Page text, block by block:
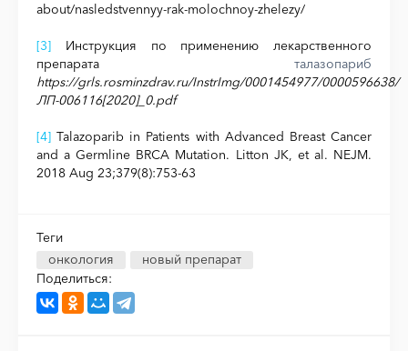
about/nasledstvennyy-rak-molochnoy-zhelezy/
[3] Инструкция по применению лекарственного
препарата талазопариб
https://grls.rosminzdrav.ru/InstrImg/0001454977/0000596638/
ЛП-006116[2020]_0.pdf
[4] Talazoparib in Patients with Advanced Breast Cancer
and a Germline BRCA Mutation. Litton JK, et al. NEJM.
2018 Aug 23;379(8):753-63
Теги
онкология
новый препарат
Поделиться: